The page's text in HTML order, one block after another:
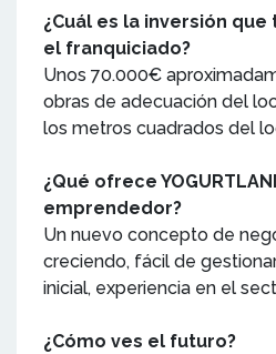
¿Cuál es la inversión
el franquiciado?
Unos 70.000€
obras de adecuación del
los metros cuadrados del
¿Qué ofrece
emprendedor?
Un nuevo concepto de
creciendo, fácil de
inicial, experiencia en el
¿Cómo ves el futuro?